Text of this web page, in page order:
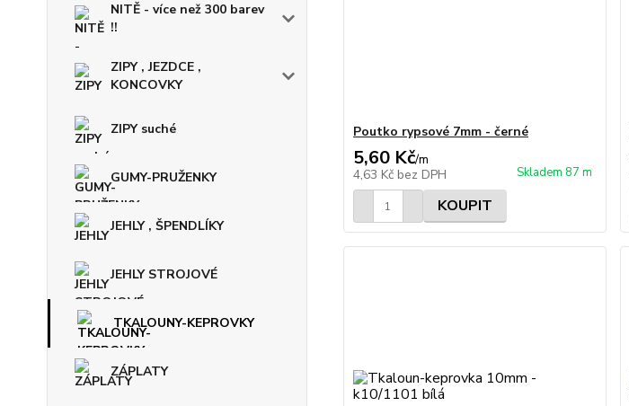
NITĚ - více než 300 barev
!!
ZIPY , JEZDCE ,
KONCOVKY
ZIPY suché
GUMY-PRUŽENKY
JEHLY , ŠPENDLÍKY
JEHLY STROJOVÉ
TKALOUNY-KEPROVKY
ZÁPLATY
Poutko rypsové 7mm - černé
5,60 Kč/m
4,63 Kč bez DPH Skladem 87 m
KOUPIT